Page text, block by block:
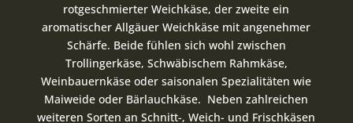
rotgeschmierter Weichkäse, der zweite ein
aromatischer Allgäuer Weichkäse mit angenehmer
Schärfe. Beide fühlen sich wohl zwischen
Trollingerkäse, Schwäbischem Rahmkäse,
Weinbauernkäse oder saisonalen Spezialitäten wie
Maiweide oder Bärlauchkäse. Neben zahlreichen
weiteren Sorten an Schnitt-, Weich- und Frischkäsen